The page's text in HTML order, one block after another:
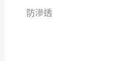
防滲透